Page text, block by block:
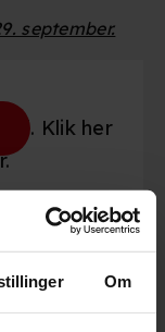
Om
september.
til. Klik her